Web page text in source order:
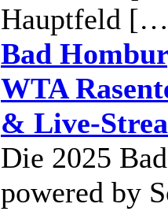
Hauptfeld
Bad
WTA
& Live-
Die 2025
powered by